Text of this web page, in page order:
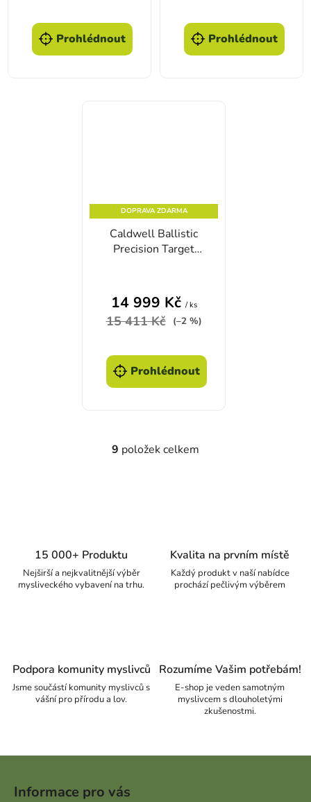
Prohlédnout Prohlédnout
DOPRAVA ZDARMA
Caldwell Ballistic
Precision Target
14 999 Kč / ks
15 411 Kč (–2 %)
Prohlédnout
Ovládací prvky výpisu
9 položek celkem
15 000+ Produktu
Nejširší a nejkvalitnější výběr
mysliveckého vybavení na trhu.
Kvalita na prvním místě
Každý produkt v naší nabídce
prochází pečlivým výběrem
Podpora komunity myslivců
Jsme součástí komunity myslivců s
vášní pro přírodu a lov.
Rozumíme Vašim potřebám!
E-shop je veden samotným
myslivcem s dlouholetými
zkušenostmi.
Informace pro vás